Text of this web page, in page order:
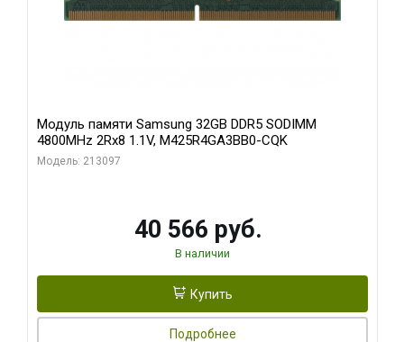
Модуль памяти Samsung 32GB DDR5 SODIMM
4800MHz 2Rx8 1.1V, M425R4GA3BB0-CQK
Модель: 213097
40 566 руб.
В наличии
Купить
Подробнее